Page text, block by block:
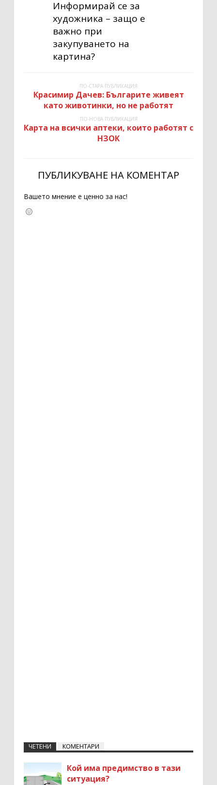
Информирай се за
художника – защо е
важно при
закупуването на
картина?
ПО-СТАРА ПУБЛИКАЦИЯ
Красимир Дачев: Българите живеят
като животинки, но не работят
ПО-НОВА ПУБЛИКАЦИЯ
Карта на всички аптеки, които работят с
НЗОК
ПУБЛИКУВАНЕ НА КОМЕНТАР
Вашето мнение е ценно за нас!
ЧЕТЕНИ КОМЕНТАРИ
Кой има предимство в тази
ситуация?